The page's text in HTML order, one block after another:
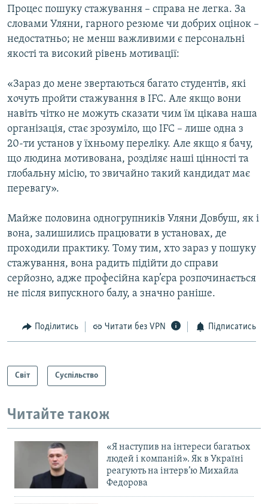
Процес пошуку стажування – справа не легка. За
словами Уляни, гарного резюме чи добрих оцінок –
недостатньо; не менш важливими є персональні
якості та високий рівень мотивації:
«Зараз до мене звертаються багато студентів, які
хочуть пройти стажування в IFC. Але якщо вони
навіть чітко не можуть сказати чим їм цікава наша
організація, стає зрозуміло, що IFC – лише одна з
20-ти установ у їхньому переліку. Але якщо я бачу,
що людина мотивована, розділяє наші цінності та
глобальну місію, то звичайно такий кандидат має
перевагу».
Майже половина одногрупників Уляни Довбуш, як і
вона, залишились працювати в установах, де
проходили практику. Тому тим, хто зараз у пошуку
стажування, вона радить підійти до справи
серйозно, адже професійна кар’єра розпочинається
не після випускного балу, а значно раніше.
Поділитись Читати без VPN Підписатись
Світ Суспільство
Читайте також
«Я наступив на інтереси багатьох
людей і компаній». Як в Україні
реагують на інтерв’ю Михайла
Федорова